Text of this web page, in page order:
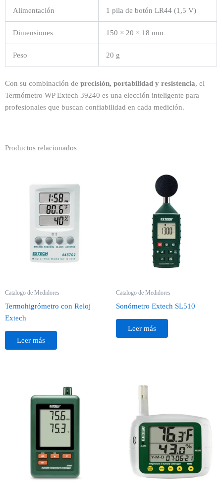
Alimentación 1 pila de botón LR44 (1,5 V)
Dimensiones 150 × 20 × 18 mm
Peso 20 g
Con su combinación de precisión, portabilidad y resistencia, el
Termómetro WP Extech 39240 es una elección inteligente para
profesionales que buscan confiabilidad en cada medición.
Productos relacionados
Catalogo de Medidores
Termohigrómetro con Reloj
Extech
Leer más
Catalogo de Medidores
Sonómetro Extech SL510
Leer más